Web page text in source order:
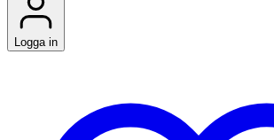
Logga in